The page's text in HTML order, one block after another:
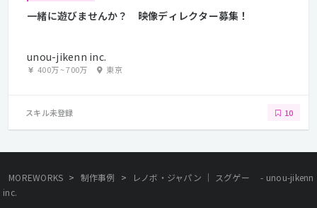
一緒に遊びませんか？ 映像ディレクター募集！
unou-jikenn inc.
400万~700万 東京
スキル未登録 10
MOREWORKS > 制作事例 >
レノボ・ジャパン ｜ スグゲー - unou-jikenn
inc.